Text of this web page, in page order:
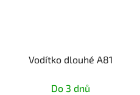
Vodítko dlouhé A81
Do 3 dnů